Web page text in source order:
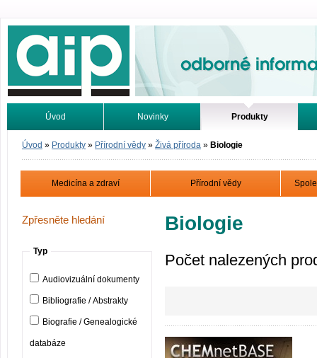
Odborné informace. Online.
Úvod Novinky Produkty
Vyhledávání Tutoriály
Úvod » Produkty » Přírodní vědy » Živá příroda » Biologie
Medicína a zdraví Přírodní vědy
Zpřesněte hledání
Typ
Audiovizuální dokumenty
Bibliografie / Abstrakty
Biografie / Genealogické
databáze
Biologie
Počet nalezených